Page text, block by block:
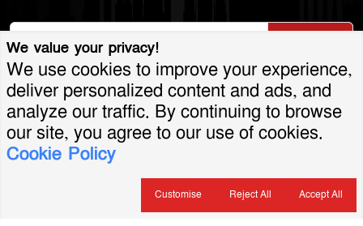
© 2026 America Bangla LLC. All Rights
Reserved.
We value your privacy!
We use cookies to improve your experience,
deliver personalized content and ads, and
analyze our traffic. By continuing to browse
our site, you agree to our use of cookies.
Cookie Policy
Customise Reject All Accept All